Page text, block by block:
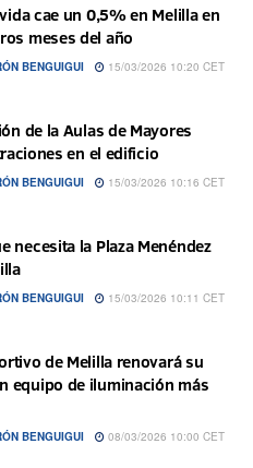
cae un 0,5% en Melilla en
meses del año
BENGUIGUI
15/03/2026 10:20 CET
de la Aulas de Mayores
en el edificio
BENGUIGUI
15/03/2026 10:16 CET
necesita la Plaza Menéndez
BENGUIGUI
15/03/2026 10:11 CET
de Melilla renovará su
equipo de iluminación más
BENGUIGUI
08/03/2026 10:00 CET